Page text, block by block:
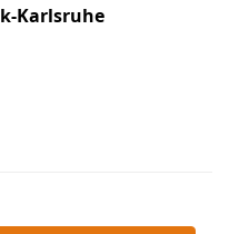
Karlsruhe